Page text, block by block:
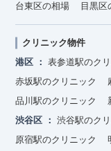
台東区の相場
目黒区
クリニック物件
港区
表参道駅のク
赤坂駅のクリニック
品川駅のクリニック
渋谷区
渋谷駅のク
原宿駅のクリニック